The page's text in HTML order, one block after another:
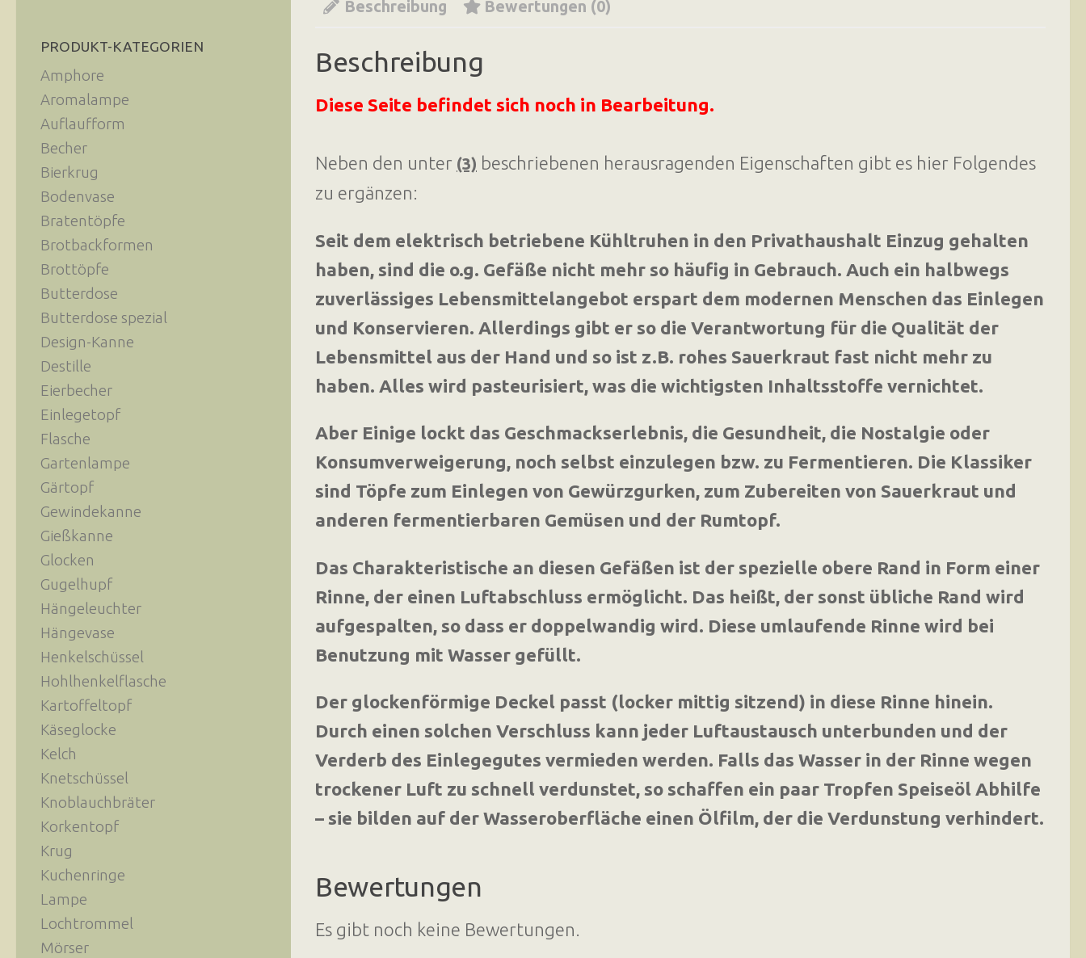
Beschreibung Bewertungen (0)
Beschreibung
Diese Seite befindet sich noch in Bearbeitung.
Neben den unter (3) beschriebenen herausragenden Eigenschaften gibt es hier Folgendes
zu ergänzen:
Seit dem elektrisch betriebene Kühltruhen in den Privathaushalt Einzug gehalten
haben, sind die o.g. Gefäße nicht mehr so häufig in Gebrauch. Auch ein halbwegs
zuverlässiges Lebensmittelangebot erspart dem modernen Menschen das Einlegen
und Konservieren. Allerdings gibt er so die Verantwortung für die Qualität der
Lebensmittel aus der Hand und so ist z.B. rohes Sauerkraut fast nicht mehr zu
haben. Alles wird pasteurisiert, was die wichtigsten Inhaltsstoffe vernichtet.
Aber Einige lockt das Geschmackserlebnis, die Gesundheit, die Nostalgie oder
Konsumverweigerung, noch selbst einzulegen bzw. zu Fermentieren. Die Klassiker
sind Töpfe zum Einlegen von Gewürzgurken, zum Zubereiten von Sauerkraut und
anderen fermentierbaren Gemüsen und der Rumtopf.
Das Charakteristische an diesen Gefäßen ist der spezielle obere Rand in Form einer
Rinne, der einen Luftabschluss ermöglicht. Das heißt, der sonst übliche Rand wird
aufgespalten, so dass er doppelwandig wird. Diese umlaufende Rinne wird bei
Benutzung mit Wasser gefüllt.
Der glockenförmige Deckel passt (locker mittig sitzend) in diese Rinne hinein.
Durch einen solchen Verschluss kann jeder Luftaustausch unterbunden und der
Verderb des Einlegegutes vermieden werden. Falls das Wasser in der Rinne wegen
trockener Luft zu schnell verdunstet, so schaffen ein paar Tropfen Speiseöl Abhilfe
– sie bilden auf der Wasseroberfläche einen Ölfilm, der die Verdunstung verhindert.
Bewertungen
Es gibt noch keine Bewertungen.
PRODUKT-KATEGORIEN
Amphore
Aromalampe
Auflaufform
Becher
Bierkrug
Bodenvase
Bratentöpfe
Brotbackformen
Brottöpfe
Butterdose
Butterdose spezial
Design-Kanne
Destille
Eierbecher
Einlegetopf
Flasche
Gartenlampe
Gärtopf
Gewindekanne
Gießkanne
Glocken
Gugelhupf
Hängeleuchter
Hängevase
Henkelschüssel
Hohlhenkelflasche
Kartoffeltopf
Käseglocke
Kelch
Knetschüssel
Knoblauchbräter
Korkentopf
Krug
Kuchenringe
Lampe
Lochtrommel
Mörser